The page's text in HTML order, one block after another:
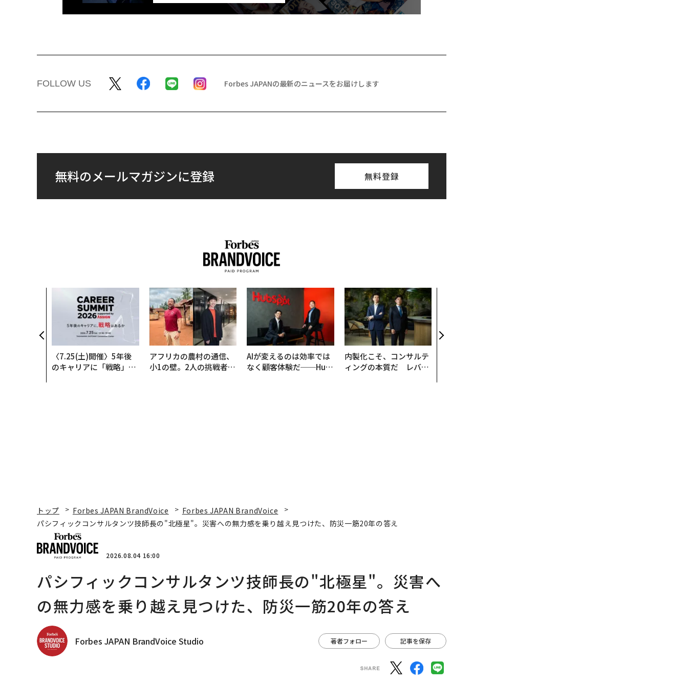
FOLLOW US Forbes JAPANの最新のニュースをお届けします
無料のメールマガジンに登録 無料登録
〈7.25(土)開催〉5年後
のキャリアに「戦略」は
アフリカの農村の通信、
小1の壁。2人の挑戦者が
AIが変えるのは効率では
なく顧客体験だ──Hub
内製化こそ、コンサルテ
ィングの本質だ レバレ
年の答え
トップ Forbes JAPAN BrandVoice
Forbes JAPAN BrandVoice
パシフィックコンサルタンツ技師長の"北極星"。災害への無力感を乗り越え見つけた、防災一筋20年の答え
2026.08.04 16:00
パシフィックコンサルタンツ技師長の"北極星"。災害へ
の無力感を乗り越え見つけた、防災一筋20年の答え
Forbes JAPAN BrandVoice Studio 著者フォロー 記事を保存